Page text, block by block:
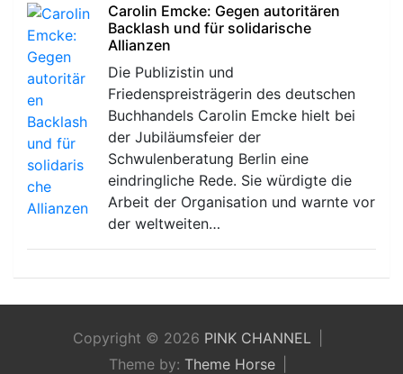
Carolin Emcke: Gegen autoritären
Backlash und für solidarische
Allianzen
Die Publizistin und
Friedenspreisträgerin des deutschen
Buchhandels Carolin Emcke hielt bei
der Jubiläumsfeier der
Schwulenberatung Berlin eine
eindringliche Rede. Sie würdigte die
Arbeit der Organisation und warnte vor
der weltweiten…
Copyright © 2026 PINK CHANNEL
Theme by: Theme Horse